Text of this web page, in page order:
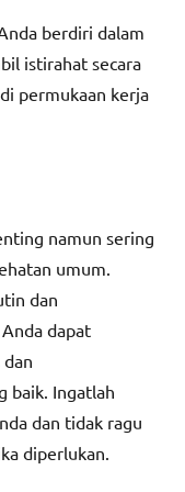
berdiri dalam
istirahat secara
permukaan kerja
namun sering
umum.
dan
dapat
baik. Ingatlah
dan tidak ragu
diperlukan.